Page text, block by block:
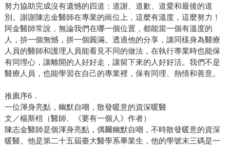
努力協助完成沒有遺憾的四道：道謝、道歉、道愛和最後的道
別。謝謝陳志金醫師在專業的崗位上，這麼有溫度，這麼努力！
阿金醫師常說，無論我們在哪一個位置，都能當一個有溫度的
人，拚一個無憾，拼一個圓滿。透過他的分享，讓同樣身為醫療
人員的醫師和護理人員能看見不同的做法，在執行專業時也能保
有同理心，讓離開的人好好走，讓留下來的人好好活。我們不是
醫療人員，也能學習在自己的專業裡，保有同理、熱情和善意。
推薦序6．
一位渾身亮點，幽默自嘲，散發暖意的資深暖醫
文／楊斯棓（醫師、《要有一個人》作者）
陳志金醫師是個渾身亮點，偶爾幽默自嘲，不時散發暖意的資深
暖醫。他是第二十五屆臺大醫學系畢業生，他的學號末三碼是一